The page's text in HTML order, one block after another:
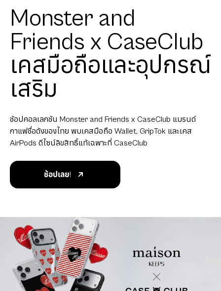
Monster and
Friends x CaseClub
เคสมือถือและอุปกรณ์
เสริม
ช้อปคอลเลกชัน Monster and Friends x CaseClub แบรนด์
กาแฟชื่อดังของไทย พบเคสมือถือ Wallet, GripTok และเคส
AirPods ดีไซน์ลิขสิทธิ์แท้เฉพาะที่ CaseClub
ช้อปเลย!